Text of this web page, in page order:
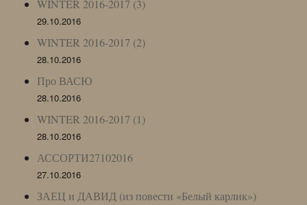
WINTER 2016-2017 (3)
29.10.2016
WINTER 2016-2017 (2)
28.10.2016
Про ВАСЮ
28.10.2016
WINTER 2016-2017 (1)
28.10.2016
АССОРТИ27102016
27.10.2016
ЗАЕЦ и ДАВИД (из повести «Белый карлик»)